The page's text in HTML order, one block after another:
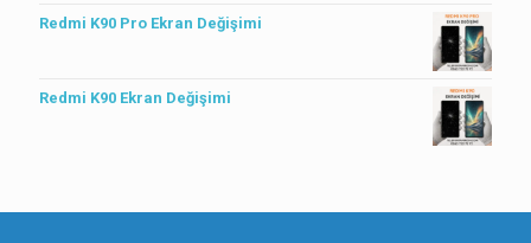
Redmi K90 Pro Ekran Değişimi
Redmi K90 Ekran Değişimi